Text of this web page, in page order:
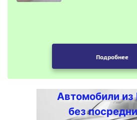
Подробнее
Автомобили из
без